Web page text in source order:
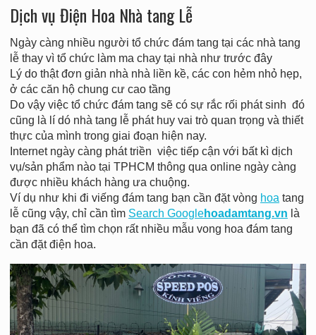
Dịch vụ Điện Hoa Nhà tang Lễ
Ngày càng nhiều người tổ chức đám tang tại các nhà tang
lễ thay vì tổ chức làm ma chay tại nhà như trước đây
Lý do thật đơn giản nhà nhà liền kề, các con hẻm nhỏ hẹp,
ở các căn hộ chung cư cao tầng
Do vậy việc tổ chức đám tang sẽ có sự rắc rối phát sinh đó
cũng là lí dó nhà tang lễ phát huy vai trò quan trọng và thiết
thực của mình trong giai đoạn hiện nay.
Internet ngày càng phát triền việc tiếp cận với bất kì dịch
vụ/sản phẩm nào tại TPHCM thông qua online ngày càng
được nhiều khách hàng ưa chuộng.
Ví dụ như khi đi viếng đám tang bạn cần đặt vòng hoa tang
lễ cũng vậy, chỉ cần tìm Search Googlehoadamtang.vn là
bạn đã có thể tìm chọn rất nhiều mẫu vong hoa đám tang
cần đặt điện hoa.